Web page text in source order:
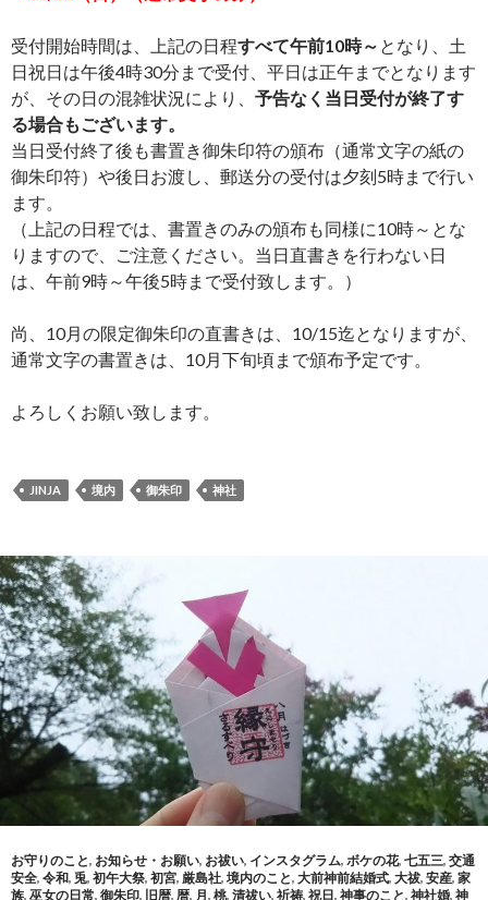
受付開始時間は、上記の日程すべて午前10時～ となり、土
日祝日は午後4時30分まで受付、平日は正午までとなります
が、その日の混雑状況により、 予告なく当日受付が終了す
る場合もございます。
当日受付終了後も書置き御朱印符の頒布（通常文字の紙の
御朱印符）や後日お渡し、郵送分の受付は夕刻5時まで行い
ます。
（上記の日程では、書置きのみの頒布も同様に10時～とな
りますので、ご注意ください。当日直書きを行わない日
は、午前9時～午後5時まで受付致します。）
尚、10月の限定御朱印の直書きは、10/15迄となりますが、
通常文字の書置きは、10月下旬頃まで頒布予定です。
よろしくお願い致します。
JINJA 境内 御朱印 神社
お守りのこと, お知らせ・お願い, お祓い, インスタグラム, ボケの花, 七五三, 交通
安全, 令和, 兎, 初午大祭, 初宮, 厳島社, 境内のこと, 大前神前結婚式, 大祓, 安産, 家
族, 巫女の日常, 御朱印, 旧暦, 暦, 月, 桃, 清祓い, 祈祷, 祝日, 神事のこと, 神社婚, 神